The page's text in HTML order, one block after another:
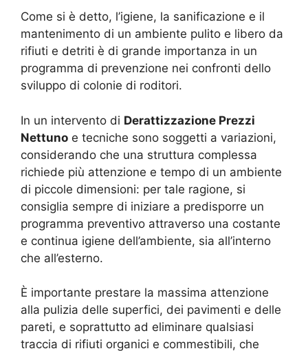
Come si è detto, l’igiene, la sanificazione e il
mantenimento di un ambiente pulito e libero da
rifiuti e detriti è di grande importanza in un
programma di prevenzione nei confronti dello
sviluppo di colonie di roditori.
In un intervento di Derattizzazione Prezzi
Nettuno e tecniche sono soggetti a variazioni,
considerando che una struttura complessa
richiede più attenzione e tempo di un ambiente
di piccole dimensioni: per tale ragione, si
consiglia sempre di iniziare a predisporre un
programma preventivo attraverso una costante
e continua igiene dell’ambiente, sia all’interno
che all’esterno.
È importante prestare la massima attenzione
alla pulizia delle superfici, dei pavimenti e delle
pareti, e soprattutto ad eliminare qualsiasi
traccia di rifiuti organici e commestibili, che